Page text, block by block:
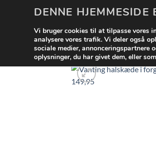
DENNE HJEMMESIDE
Vi bruger cookies til at tilpasse vores
analysere vores trafik. Vi deler også
sociale medier, annonceringspartnere
oplysninger, du har givet dem, eller